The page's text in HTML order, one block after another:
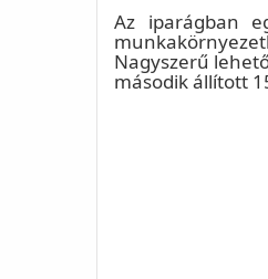
Az iparágban
Nagyszerű
második állított